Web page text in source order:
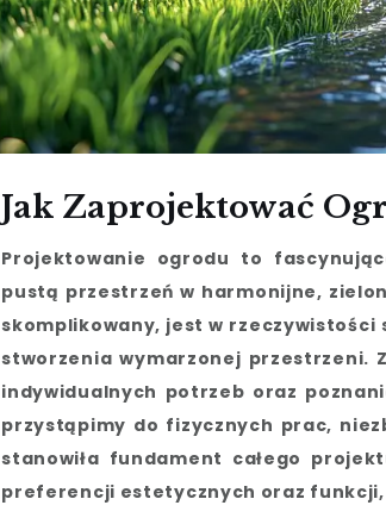
Jak Zaprojektować
Projektowanie ogrodu to
pustą przestrzeń w harmonijne,
skomplikowany, jest w
stworzenia wymarzonej przestrzeni.
indywidualnych potrzeb oraz
przystąpimy do fizycznych prac,
stanowiła fundament całego
preferencji estetycznych oraz funkcji,